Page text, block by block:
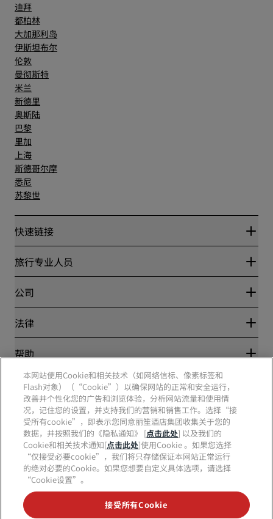
迪拜
都柏林
大加那利岛
伊斯坦布尔
伦敦
曼彻斯特
米兰
新德里
奥斯陆
巴黎
里加
上海
斯德哥尔摩
悉尼
苏黎世
快速链接
丽赏会
Blog
目的地
丽笙酒店集团APP
体育认证酒店
家庭友好型酒店
旅行专业人员
合作伙伴
公司
丽笙酒店集团
工作机会 RHG
工作机会 PPHE
工作机会 EHL
The Club by RHG
发展机会
责任经营
采购
法律
隐私中心
丽赏会条款和条件
网站使用协议
数字无障碍
现代奴隶制声明
帮助
消费者警示
联系方式
常见问题
网站地图
社交媒体
丽笙酒店集团品牌
本网站使用Cookie和相关技术（如网络信标、像素标签和
Flash对象）（“Cookie”）以确保网站的正常和安全运行，
改善并个性化您的广告和浏览体验，分析网站流量和使用情
况，记住您的设置，并支持我们的营销和销售工作。选择“接
受所有cookie”，即表示您同意丽笙酒店集团收集关于您的
数据，并按照我们的《隐私通知》 [点击此处] 以及我们的
Cookie和相关技术通知[点击此处]使用Cookie 。如果您选择
“仅接受必要cookie”，我们将只存储保证本网站正常运行
的绝对必要的Cookie。如果您想要自定义具体选项，请选择
“Cookie设置”。
接受所有Cookie